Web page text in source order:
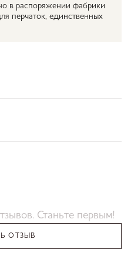
в распоряжении фабрики
перчаток, единственных
Станьте первым!
ОТЗЫВ